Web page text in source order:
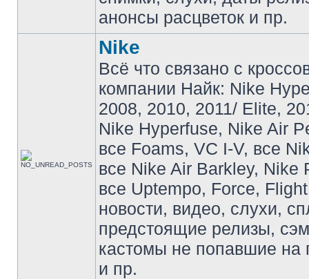
анонсы расцветок и пр.
Nike
Всё что связано с
компании Найк: Nike
2008, 2010, 2011/ Elite,
Nike Hyperfuse, Nike Air
все Foams, VC I-V, все
все Nike Air Barkley, Nike
все Uptempo, Force,
новости, видео, слухи,
предстоящие релизы,
кастомы не попавшие на
и пр.